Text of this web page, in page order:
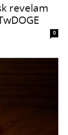
revelam
0